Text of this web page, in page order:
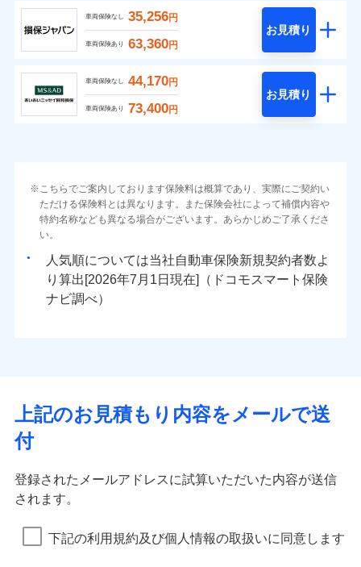
車両保険なし 35,256円
車両保険あり 63,360円
お見積り
車両保険なし 44,170円
車両保険あり 73,400円
お見積り
こちらでご案内しております保険料は概算であり、実際にご契約い
ただける保険料とは異なります。また保険会社によって補償内容や
特約名称なども異なる場合がございます。あらかじめご了承くださ
い。
人気順については当社
新規契約者数よ
り算出[
年 月
日現在]（ドコモスマート保険
ナビ調べ）
上記のお見積もり内容をメールで送
付
登録されたメールアドレスに試算いただいた内容が送信
されます。
下記の利用規約及び個人情報の取扱いに同意します